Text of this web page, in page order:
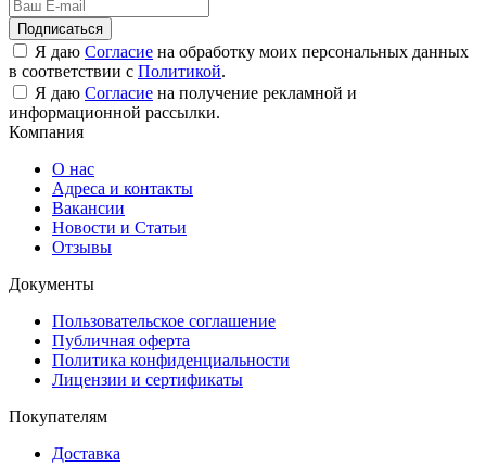
Подписаться
Я даю Согласие на обработку моих персональных данных
в соответствии с Политикой.
Я даю Согласие на получение рекламной и
информационной рассылки.
Компания
О нас
Адреса и контакты
Вакансии
Новости и Статьи
Отзывы
Документы
Пользовательское соглашение
Публичная оферта
Политика конфиденциальности
Лицензии и сертификаты
Покупателям
Доставка